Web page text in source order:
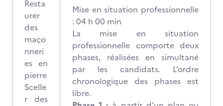
Resta
urer
des
maço
nneri
es en
pierre
Scelle
r des
Mise en situation professionnelle
: 04 h 00 min
La mise en situation
professionnelle comporte deux
phases, réalisées en simultané
par les candidats. L’ordre
chronologique des phases est
libre.